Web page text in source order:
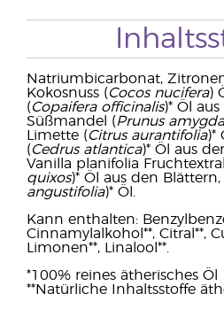
Natriumbicarbonat,
Kokosnuss (Cocos nucifera)
(Copaifera officinalis)* Öl
Süßmandel (Prunus
Limette (Citrus aurantifolia)*
(Cedrus atlantica)* Öl aus
Vanilla planifolia
quixos)* Öl aus den Blättern,
angustifolia)* Öl.
Kann enthalten:
Cinnamylalkohol**, Citral**,
Limonen**, Linalool**.
*100% reines ätherisches Öl
**Natürliche Inhaltsstoffe